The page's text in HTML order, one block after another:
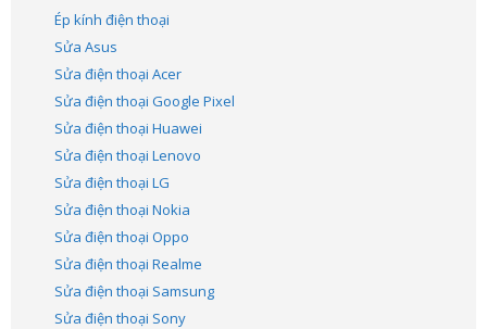
Ép kính điện thoại
Sửa Asus
Sửa điện thoại Acer
Sửa điện thoại Google Pixel
Sửa điện thoại Huawei
Sửa điện thoại Lenovo
Sửa điện thoại LG
Sửa điện thoại Nokia
Sửa điện thoại Oppo
Sửa điện thoại Realme
Sửa điện thoại Samsung
Sửa điện thoại Sony